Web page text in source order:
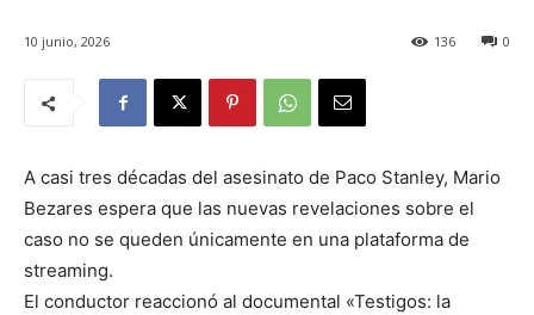
10 junio, 2026 0
136
A casi tres décadas del asesinato de Paco Stanley, Mario
Bezares espera que las nuevas revelaciones sobre el
caso no se queden únicamente en una plataforma de
streaming.
El conductor reaccionó al documental «Testigos: la